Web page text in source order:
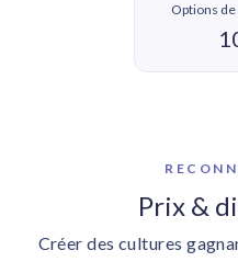
Options
Prix &
Créer des cultures